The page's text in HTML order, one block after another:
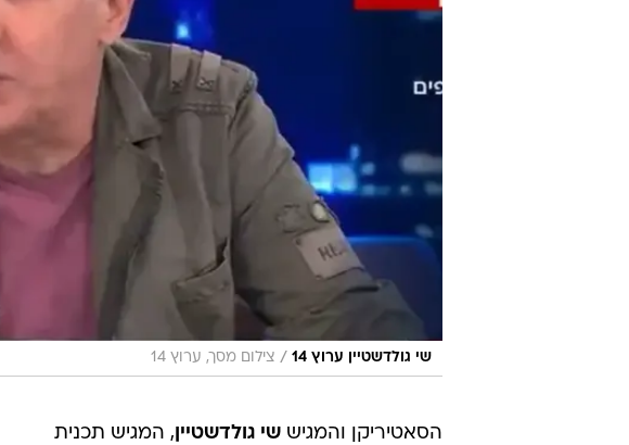
שי גולדשטיין ערוץ 14 / צילום מסך, ערוץ 14
הסאטיריקן והמגיש שי גולדשטיין, המגיש תכנית